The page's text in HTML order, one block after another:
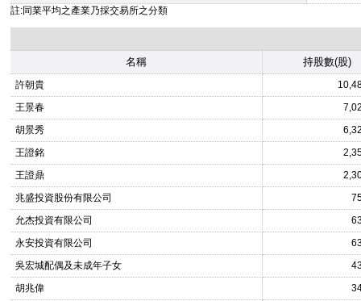
註:同業平均之產業乃採交易所之分類
名稱 持股數(股)
許朝貴
王景春
胡景秀
王證銘
王證鼎
兆盛投資股份有限公司
允杰投資有限公司
永安投資有限公司
吳宏城配偶及未成年子女
胡兆偉